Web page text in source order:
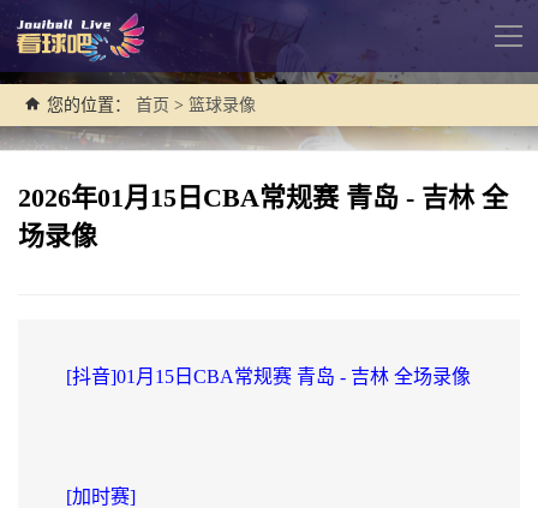
导
您的位置： 首页 > 篮球录像
2026年01月15日CBA常规赛 青岛 - 吉林 全
场录像
[抖音]01月15日CBA常规赛 青岛 - 吉林 全场录像
[加时赛]